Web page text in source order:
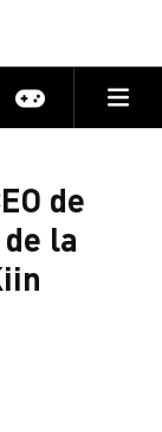
Actu jeux
de
la